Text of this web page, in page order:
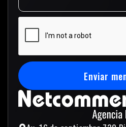
Enviar
Enviar